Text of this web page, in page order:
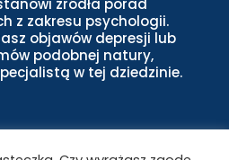
źródła porad
z zakresu psychologii.
objawów depresji lub
podobnej natury,
w tej dziedzinie.